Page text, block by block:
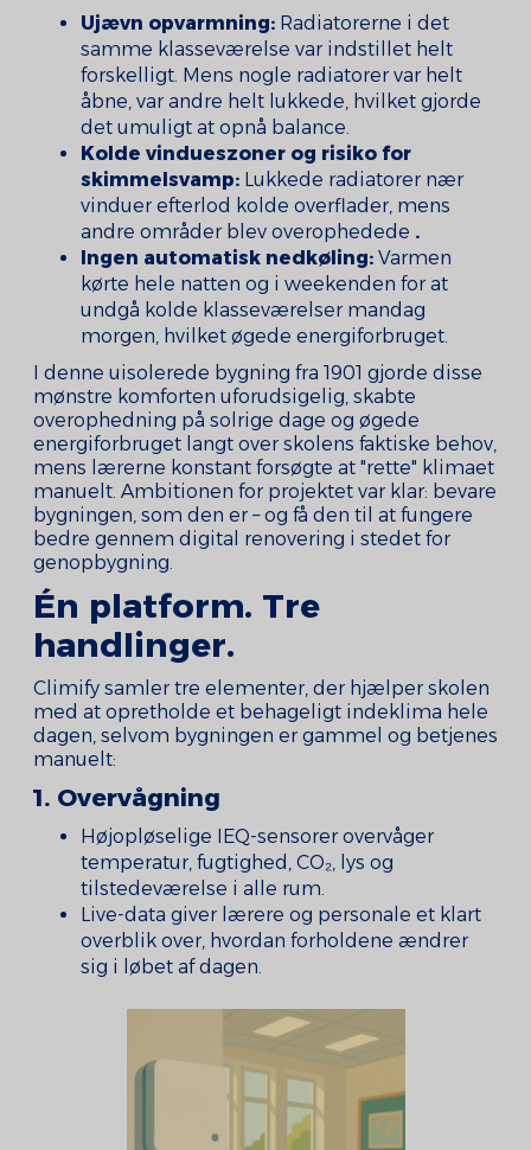
Ujævn opvarmning: Radiatorerne i det
samme klasseværelse var indstillet helt
forskelligt. Mens nogle radiatorer var helt
åbne, var andre helt lukkede, hvilket gjorde
det umuligt at opnå balance.
Kolde vindueszoner og risiko for
skimmelsvamp: Lukkede radiatorer nær
vinduer efterlod kolde overflader, mens
andre områder blev overophedede .
Ingen automatisk nedkøling: Varmen
kørte hele natten og i weekenden for at
undgå kolde klasseværelser mandag
morgen, hvilket øgede energiforbruget.
I denne uisolerede bygning fra 1901 gjorde disse
mønstre komforten uforudsigelig, skabte
overophedning på solrige dage og øgede
energiforbruget langt over skolens faktiske behov,
mens lærerne konstant forsøgte at "rette" klimaet
manuelt. Ambitionen for projektet var klar: bevare
bygningen, som den er – og få den til at fungere
bedre gennem digital renovering i stedet for
genopbygning.
Én platform. Tre
handlinger.
Climify samler tre elementer, der hjælper skolen
med at opretholde et behageligt indeklima hele
dagen, selvom bygningen er gammel og betjenes
manuelt:
1. Overvågning
Højopløselige IEQ-sensorer overvåger
temperatur, fugtighed, CO₂, lys og
tilstedeværelse i alle rum.
Live-data giver lærere og personale et klart
overblik over, hvordan forholdene ændrer
sig i løbet af dagen.